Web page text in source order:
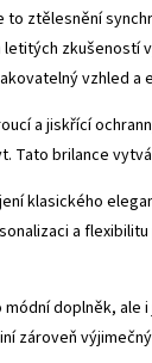
ztělesnění
zkušeností
vzhled a
a jiskřící
Tato brilance
klasického
a
doplněk,
zároveň